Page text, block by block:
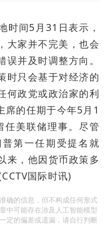
时间5月31日表示，
大家并不完美，也会
并及时调整方向。
时只会基于对经济的
何政党或政治家的利
席的任期于今年5月1
任美联储理事。尽管
第一任期受提名就
来，他因货币政策多
国际时讯)
确的信息，但不构成任何形式
中可能存在涉及人工智能模型
定的偏差或遗漏，请自行判断